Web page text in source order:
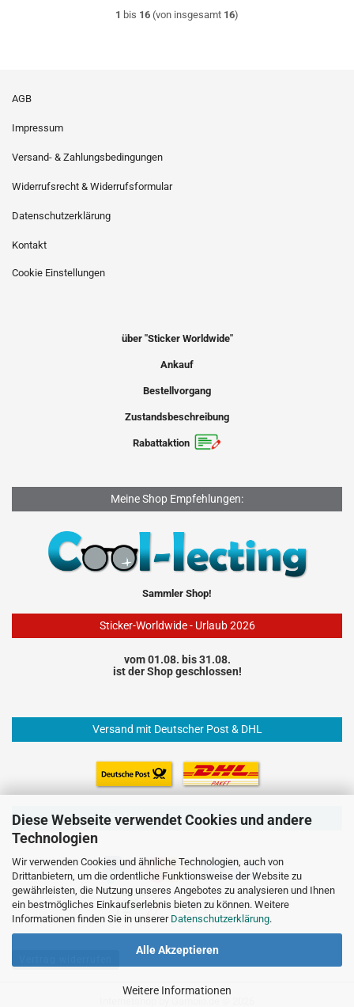
Diese Webseite verwendet Cookies und andere
Technologien
Wir verwenden Cookies und ähnliche Technologien, auch von
Drittanbietern, um die ordentliche Funktionsweise der Website zu
gewährleisten, die Nutzung unseres Angebotes zu analysieren und Ihnen
ein bestmögliches Einkaufserlebnis bieten zu können. Weitere
Informationen finden Sie in unserer Datenschutzerklärung.
Alle Akzeptieren
Weitere Informationen
1 bis 16 (von insgesamt 16)
AGB
Impressum
Versand- & Zahlungsbedingungen
Widerrufsrecht & Widerrufsformular
Datenschutzerklärung
Kontakt
Cookie Einstellungen
über "Sticker Worldwide"
Ankauf
Bestellvorgang
Zustandsbeschreibung
Rabattaktion
Meine Shop Empfehlungen:
Sammler Shop!
Sticker-Worldwide - Urlaub 2026
vom 01.08. bis 31.08.
ist der Shop geschlossen!
Versand mit Deutscher Post & DHL
Einfach und sicher Bezahlen